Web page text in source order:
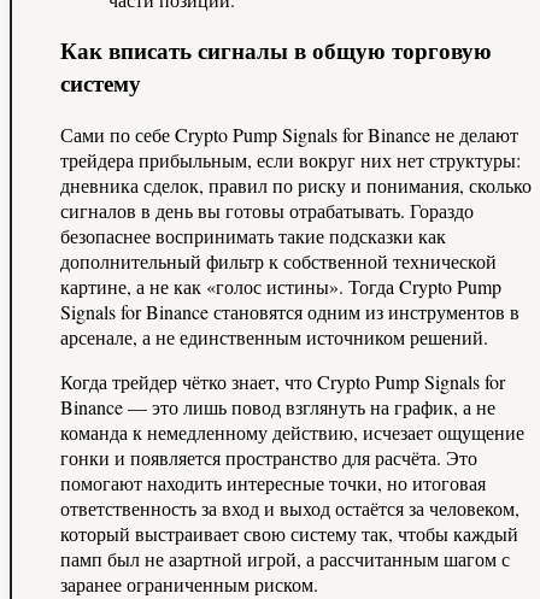
Как вписать сигналы в общую торговую
систему
Сами по себе Crypto Pump Signals for Binance не делают
трейдера прибыльным, если вокруг них нет структуры:
дневника сделок, правил по риску и понимания, сколько
сигналов в день вы готовы отрабатывать. Гораздо
безопаснее воспринимать такие подсказки как
дополнительный фильтр к собственной технической
картине, а не как «голос истины». Тогда Crypto Pump
Signals for Binance становятся одним из инструментов в
арсенале, а не единственным источником решений.
Когда трейдер чётко знает, что Crypto Pump Signals for
Binance — это лишь повод взглянуть на график, а не
команда к немедленному действию, исчезает ощущение
гонки и появляется пространство для расчёта. Это
помогают находить интересные точки, но итоговая
ответственность за вход и выход остаётся за человеком,
который выстраивает свою систему так, чтобы каждый
памп был не азартной игрой, а рассчитанным шагом с
заранее ограниченным риском.